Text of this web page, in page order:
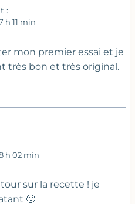
:
h 11 min
mon premier essai et je
très bon et très original.
h 02 min
sur la recette ! je
🙂